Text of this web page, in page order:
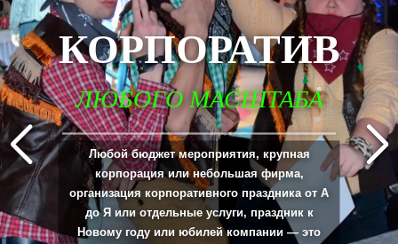
КОРПОРАТИВ
ЛЮБОГО МАСШТАБА
_____________________________________________________________________________
Любой бюджет мероприятия, крупная
корпорация или небольшая фирма,
организация корпоративного праздника от А
до Я или отдельные услуги, праздник к
Новому году или юбилей компании — это